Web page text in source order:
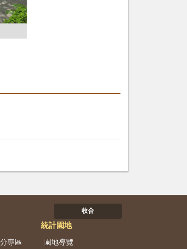
收合
專區
統計園地
園地導覽